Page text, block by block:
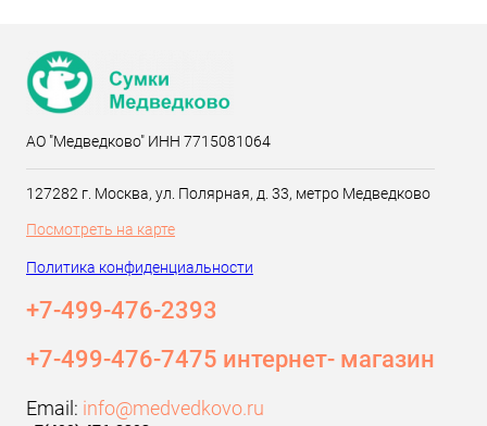
АО "Медведково" ИНН 7715081064
127282 г. Москва, ул. Полярная, д. 33, метро Медведково
Посмотреть на карте
Политика конфиденциальности
+7-499-476-2393‬
+7-499-476-7475 интернет- магазин
Email: info@medvedkovo.ru